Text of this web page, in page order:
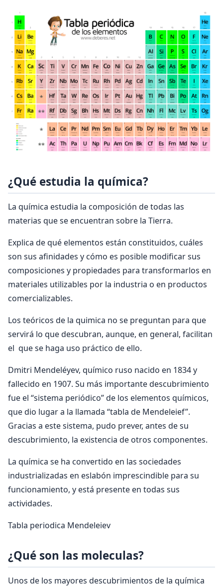
¿Qué estudia la química?
La química estudia la composición de todas las
materias que se encuentran sobre la Tierra.
Explica de qué elementos están constituidos, cuáles
son sus afinidades y cómo es posible modificar sus
composiciones y propiedades para transformarlos en
materiales utilizables por la industria o en productos
comercializables.
Los teóricos de la quimica no se preguntan para que
servirá lo que descubran, aunque, en general, facilitan
el que se haga uso práctico de ello.
Dmitri Mendeléyev, químico ruso nacido en 1834 y
fallecido en 1907. Su más importante descubrimiento
fue el “sistema periódico” de los elementos químicos,
que dio lugar a la llamada “tabla de Mendeleief”.
Gracias a este sistema, pudo prever, antes de su
descubrimiento, la existencia de otros componentes.
La química se ha convertido en las sociedades
industrializadas en eslabón imprescindible para su
funcionamiento, y está presente en todas sus
actividades.
Tabla periodica Mendeleiev
¿Qué son las moleculas?
Unos de los mayores descubrimientos de la química